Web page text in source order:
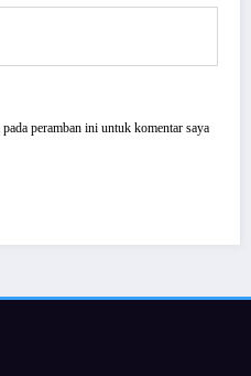
peramban ini untuk komentar saya